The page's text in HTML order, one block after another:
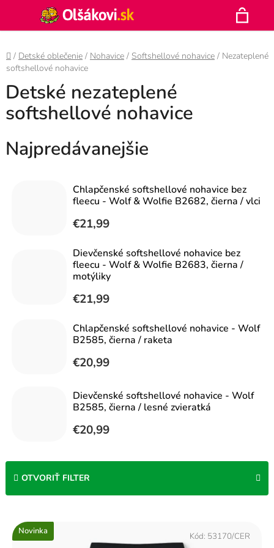
obsah
Hľadať
Domov
/ Detské oblečenie / Nohavice / Softshellové nohavice / Nezateplené
softshellové nohavice
Detské nezateplené
softshellové nohavice
Najpredávanejšie
Chlapčenské softshellové nohavice bez
fleecu - Wolf & Wolfie B2682, čierna / vlci
€21,99
Dievčenské softshellové nohavice bez
fleecu - Wolf & Wolfie B2683, čierna /
motýliky
€21,99
Chlapčenské softshellové nohavice - Wolf
B2585, čierna / raketa
€20,99
Dievčenské softshellové nohavice - Wolf
B2585, čierna / lesné zvieratká
€20,99
OTVORIŤ FILTER
ý Novinka Kód: 53170/CER